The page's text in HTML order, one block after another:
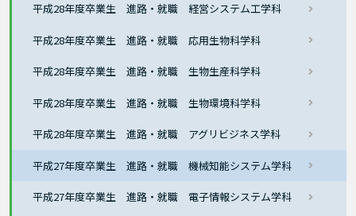
平成28年度卒業生 進路・就職 経営システム工学科
平成28年度卒業生 進路・就職 応用生物科学科
平成28年度卒業生 進路・就職 生物生産科学科
平成28年度卒業生 進路・就職 生物環境科学科
平成28年度卒業生 進路・就職 アグリビジネス学科
平成27年度卒業生 進路・就職 機械知能システム学科
平成27年度卒業生 進路・就職 電子情報システム学科